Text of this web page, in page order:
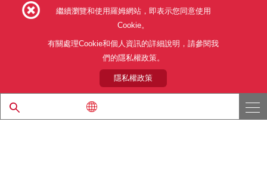
利用目的 隱私權政策
關於本公司產品銷售之標準條款(PDF)
© 1997 - 2026 ROHM CO., LTD. ALL RIGHTS RESERVED.
繼續瀏覽和使用羅姆網站，即表示您同意使用
Cookie。
有關處理Cookie和個人資訊的詳細說明，請參閱我
們的隱私權政策。
隱私權政策